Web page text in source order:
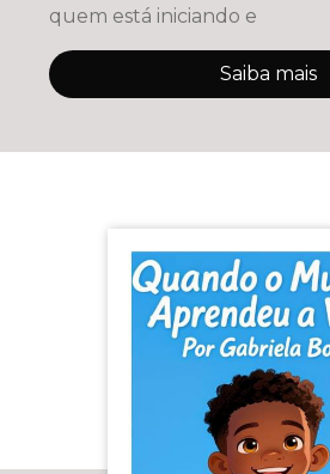
quem está iniciando e
Saiba mais